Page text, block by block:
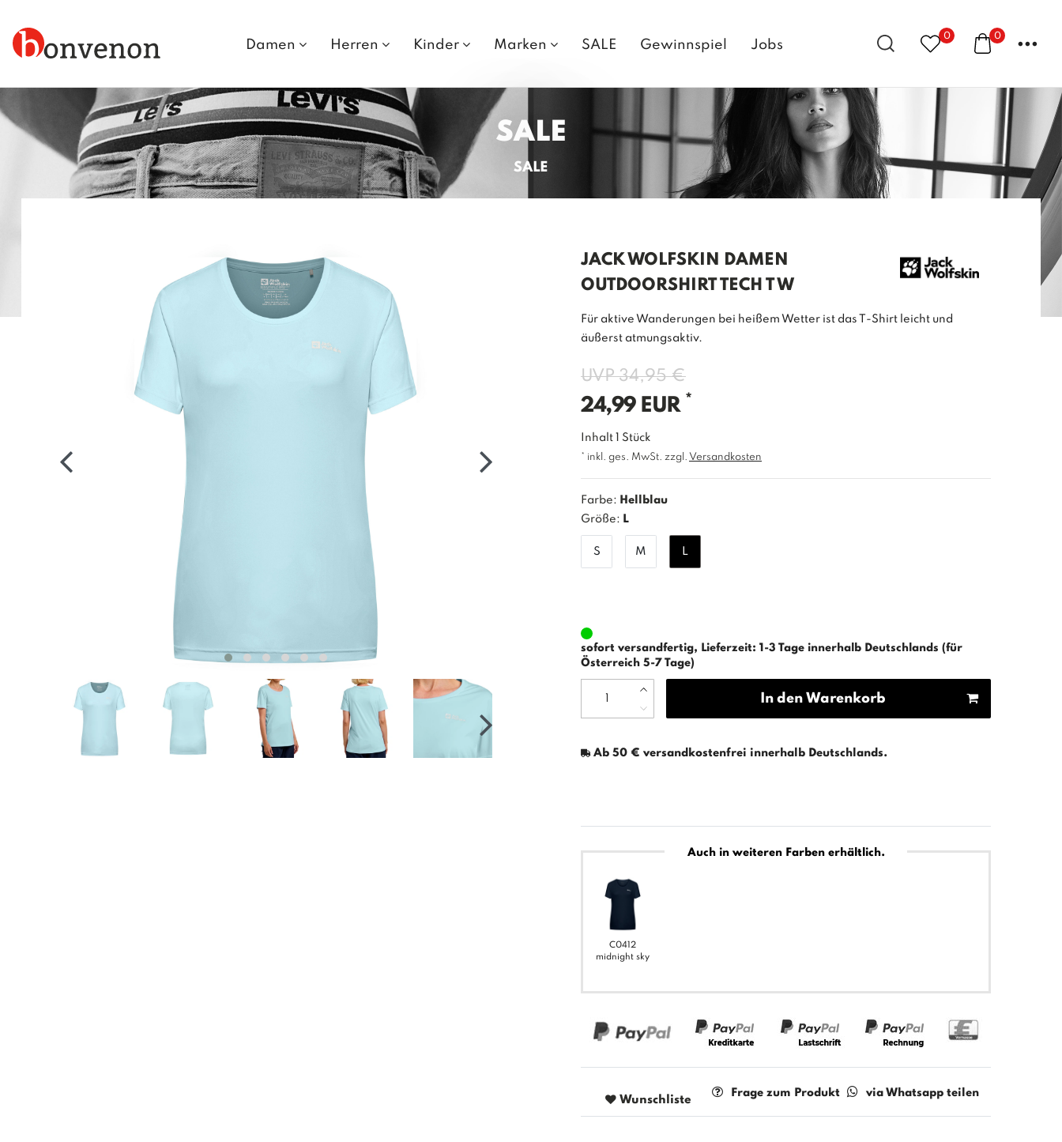
Damen Herren Kinder Marken SALE Gewinnspiel Jobs
0 0 ...
SALE
SALE
JACK WOLFSKIN DAMEN
OUTDOORSHIRT TECH T W
Für aktive Wanderungen bei heißem Wetter ist das T-Shirt leicht und
äußerst atmungsaktiv.
UVP 34,95 €
24,99 EUR *
Inhalt Stück
* inkl. ges. MwSt. zzgl. Versandkosten
Farbe: Hellblau
Größe: L
S M L
sofort versandfertig, Lieferzeit: 1-3 Tage innerhalb Deutschlands (für
Österreich 5-7 Tage)
In den Warenkorb
Ab 50 € versandkostenfrei innerhalb Deutschlands.
Auch in weiteren Farben erhältlich.
C0412
midnight sky
Wunschliste
Frage zum Produkt via Whatsapp teilen